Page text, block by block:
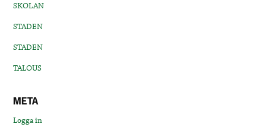
SKOLAN
STADEN
STADEN
TALOUS
META
Logga in